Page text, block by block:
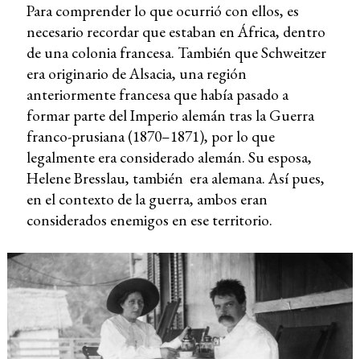
Para comprender lo que ocurrió con ellos, es
necesario recordar que estaban en África, dentro
de una colonia francesa. También que Schweitzer
era originario de Alsacia, una región
anteriormente francesa que había pasado a
formar parte del Imperio alemán tras la Guerra
franco-prusiana (1870–1871), por lo que
legalmente era considerado alemán. Su esposa,
Helene Bresslau, también era alemana. Así pues,
en el contexto de la guerra, ambos eran
considerados enemigos en ese territorio.